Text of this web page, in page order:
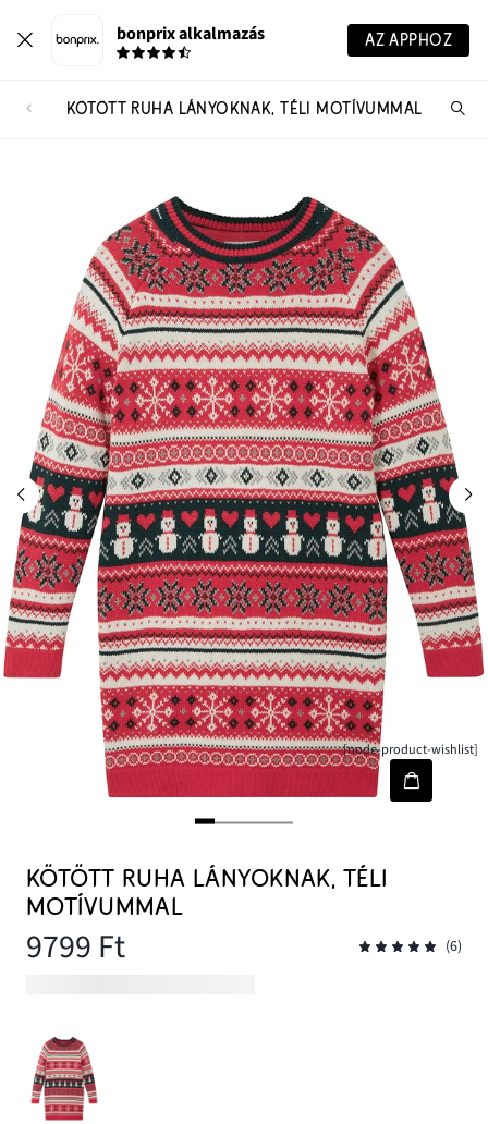
bonprix alkalmazás AZ APPHOZ
KÖTÖTT RUHA LÁNYOKNAK, TÉLI MOTÍVUMMAL
[node-product-wishlist]
KÖTÖTT RUHA LÁNYOKNAK, TÉLI
MOTÍVUMMAL
9799 Ft (6)